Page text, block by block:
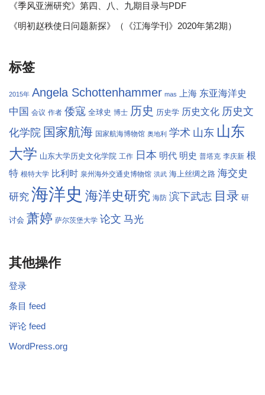
《季风亚洲研究》第四、八、九期目录与PDF
《明初赵秩使日问题新探》（《江海学刊》2020年第2期）
标签
2015年 Angela Schottenhammer mas 上海 东亚海洋史
中国 会议 作者 倭寇 全球史 博士 历史 历史学 历史文化 历史文
化学院 国家航海 国家航海博物馆 奥地利 学术 山东 山东
大学 山东大学历史文化学院 工作 日本 明代 明史 普塔克 李庆新 根
特 根特大学 比利时 泉州海外交通史博物馆 洪武 海上丝绸之路 海交史
研究 海洋史 海洋史研究 海防 滨下武志 目录 研
讨会 萧婷 萨尔茨堡大学 论文 马光
其他操作
登录
条目 feed
评论 feed
WordPress.org